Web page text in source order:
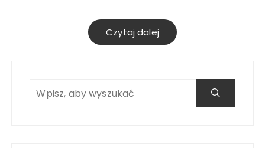
Czytaj dalej